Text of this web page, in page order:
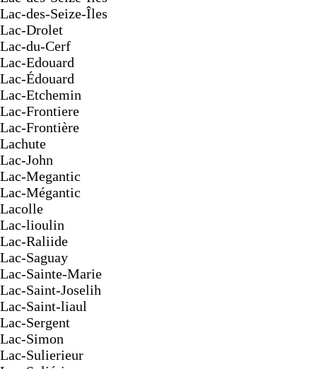
Lac-des-Seize-Îles
Lac-Drolet
Lac-du-Cerf
Lac-Edouard
Lac-Édouard
Lac-Etchemin
Lac-Frontiere
Lac-Frontière
Lachute
Lac-John
Lac-Megantic
Lac-Mégantic
Lacolle
Lac-lioulin
Lac-Raliide
Lac-Saguay
Lac-Sainte-Marie
Lac-Saint-Joselih
Lac-Saint-liaul
Lac-Sergent
Lac-Simon
Lac-Sulierieur